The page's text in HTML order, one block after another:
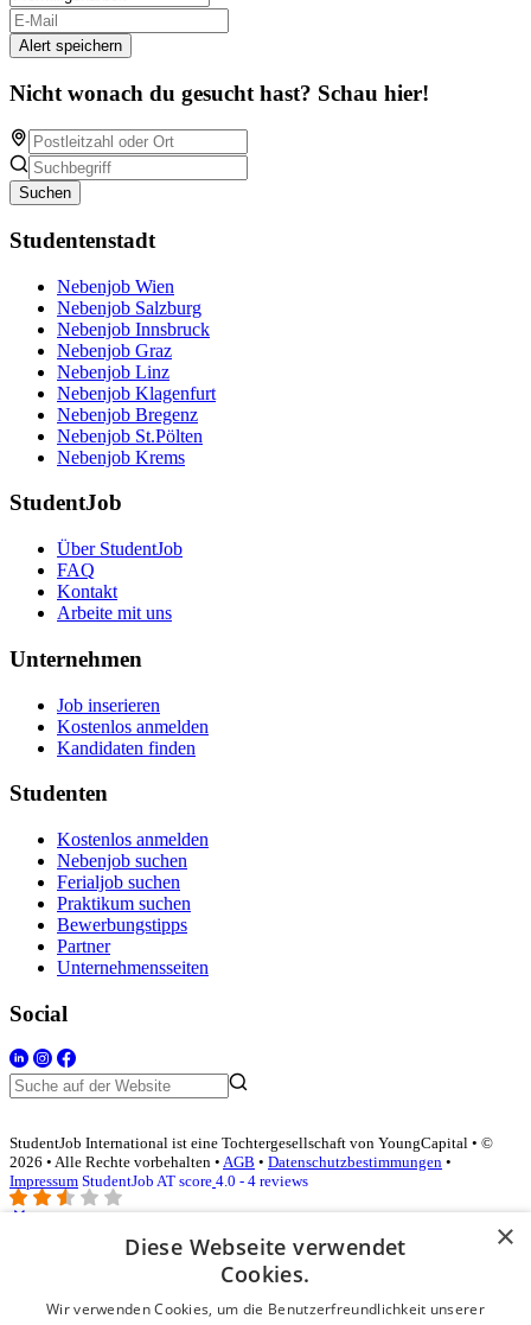
Alert speichern
Nicht wonach du gesucht hast? Schau hier!
Suchen
Studentenstadt
Nebenjob Wien
Nebenjob Salzburg
Nebenjob Innsbruck
Nebenjob Graz
Nebenjob Linz
Nebenjob Klagenfurt
Nebenjob Bregenz
Nebenjob St.Pölten
Nebenjob Krems
StudentJob
Über StudentJob
FAQ
Kontakt
Arbeite mit uns
Unternehmen
Job inserieren
Kostenlos anmelden
Kandidaten finden
Studenten
Kostenlos anmelden
Nebenjob suchen
Ferialjob suchen
Praktikum suchen
Bewerbungstipps
Partner
Unternehmensseiten
Social
StudentJob International ist eine Tochtergesellschaft von YoungCapital • ©
2026 • Alle Rechte vorbehalten • AGB • Datenschutzbestimmungen •
Impressum StudentJob AT score 4.0 - 4 reviews
Login für Unternehmen
E-Mail*
×
Diese Webseite verwendet
Cookies.
Wir verwenden Cookies, um die Benutzerfreundlichkeit unserer